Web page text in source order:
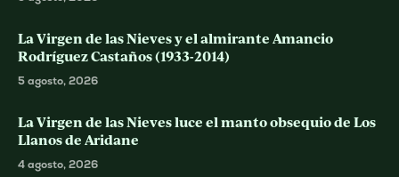
La Virgen de las Nieves y el almirante Amancio
Rodríguez Castaños (1933-2014)
5 agosto, 2026
La Virgen de las Nieves luce el manto obsequio de Los
Llanos de Aridane
4 agosto, 2026